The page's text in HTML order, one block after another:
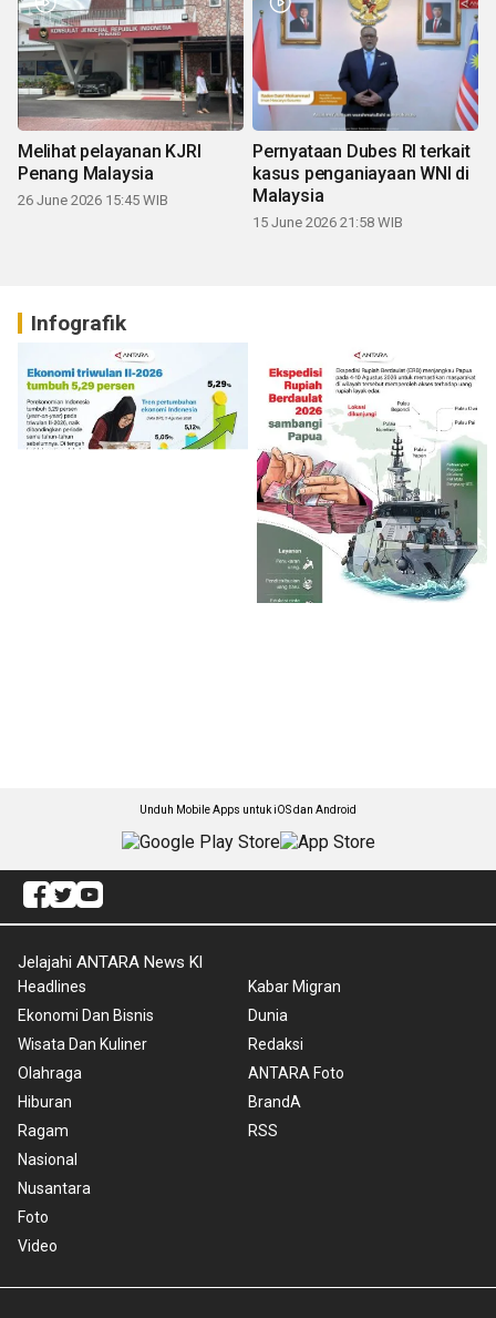
Melihat pelayanan KJRI
Penang Malaysia
26 June 2026 15:45 WIB
Pernyataan Dubes RI terkait
kasus penganiayaan WNI di
Malaysia
15 June 2026 21:58 WIB
Infografik
Unduh Mobile Apps untuk iOS dan Android
Jelajahi ANTARA News Kl
Headlines
Ekonomi Dan Bisnis
Wisata Dan Kuliner
Olahraga
Hiburan
Ragam
Nasional
Nusantara
Foto
Video
Kabar Migran
Dunia
Redaksi
ANTARA Foto
BrandA
RSS